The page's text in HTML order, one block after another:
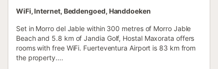
WiFi, Internet, Beddengoed, Handdoeken
Set in Morro del Jable within 300 metres of Morro Jable
Beach and 5.8 km of Jandia Golf, Hostal Maxorata offers
rooms with free WiFi. Fuerteventura Airport is 83 km from
the property....